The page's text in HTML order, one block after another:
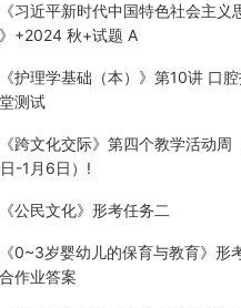
习近平新时代中国特色社会主义
+2024 秋+试题 A
护理学基础（本）》第10讲 口腔
测试
跨文化交际》第四个教学活动周
-1月6日）!
公民文化》形考任务二
0~3岁婴幼儿的保育与教育》形
作业答案